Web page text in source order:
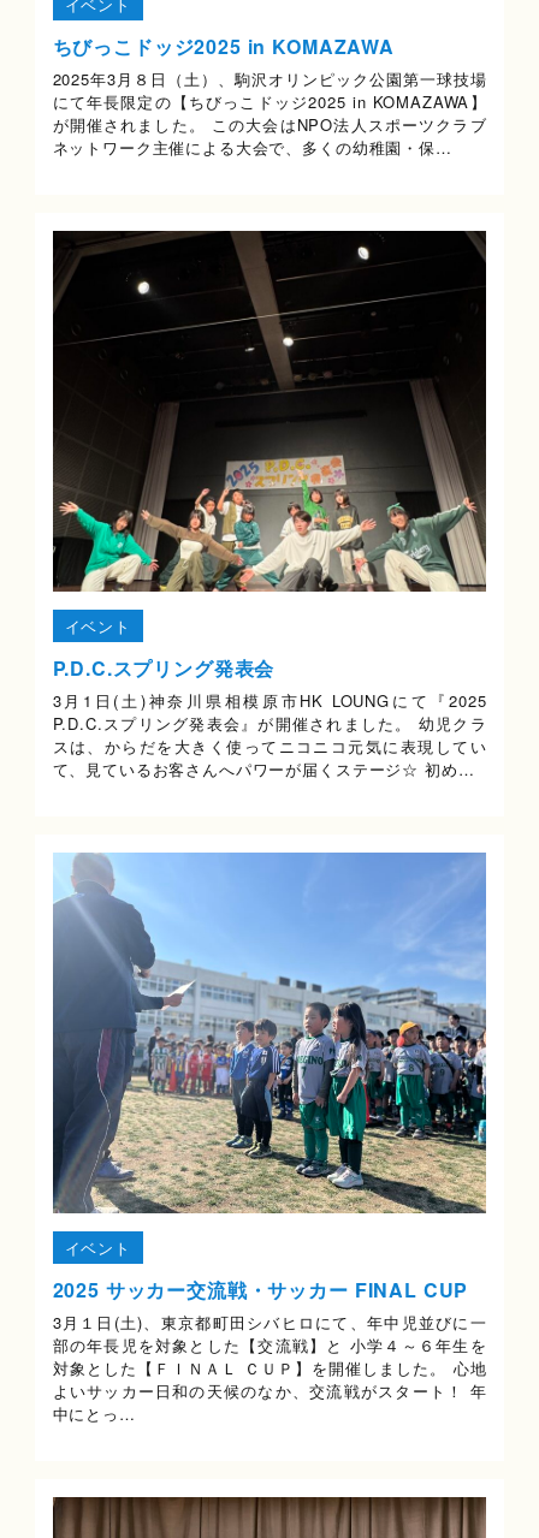
イベント
ちびっこドッジ2025 in KOMAZAWA
2025年3月８日（土）、駒沢オリンピック公園第一球技場
にて年長限定の【ちびっこドッジ2025 in KOMAZAWA】
が開催されました。 この大会はNPO法人スポーツクラブ
ネットワーク主催による大会で、多くの幼稚園・保…
イベント
P.D.C.スプリング発表会
3月1日(土)神奈川県相模原市HK LOUNGにて『2025
P.D.C.スプリング発表会』が開催されました。 幼児クラ
スは、からだを大きく使ってニコニコ元気に表現してい
て、見ているお客さんへパワーが届くステージ☆ 初め…
イベント
2025 サッカー交流戦・サッカー FINAL CUP
3月１日(土)、東京都町田シバヒロにて、年中児並びに一
部の年長児を対象とした【交流戦】と 小学４～６年生を
対象とした【ＦＩＮＡＬ ＣＵＰ】を開催しました。 心地
よいサッカー日和の天候のなか、交流戦がスタート！ 年
中にとっ…